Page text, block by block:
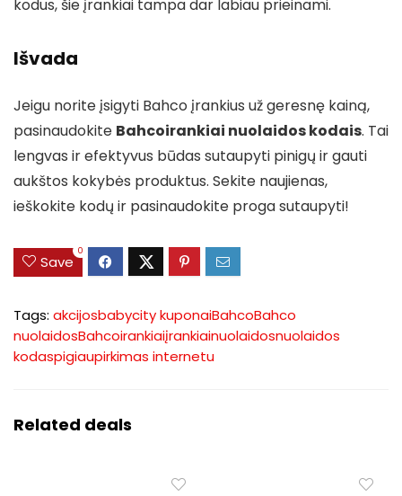
kodus, šie įrankiai tampa dar labiau prieinami.
Išvada
Jeigu norite įsigyti Bahco įrankius už geresnę kainą,
pasinaudokite Bahcoirankiai nuolaidos kodais. Tai
lengvas ir efektyvus būdas sutaupyti pinigų ir gauti
aukštos kokybės produktus. Sekite naujienas,
ieškokite kodų ir pasinaudokite proga sutaupyti!
Save
0
Tags: akcijosbabycity kuponaiBahcoBahco
nuolaidosBahcoirankiaiįrankiainuolaidosnuolaidos
kodaspigiaupirkimas internetu
Related deals